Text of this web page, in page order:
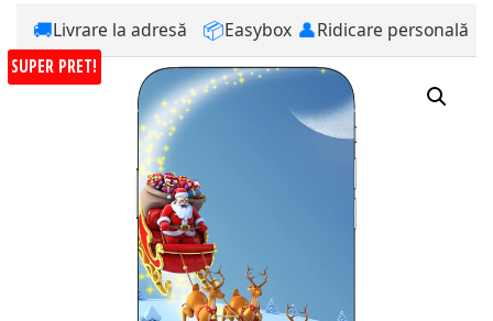
🚚Livrare la adresă 📦Easybox 👤Ridicare personală
SUPER PRET!